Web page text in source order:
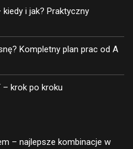
i jak? Praktyczny
Kompletny plan prac od A
– krok po kroku
– najlepsze kombinacje w